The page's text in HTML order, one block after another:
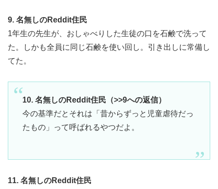
9. 名無しのReddit住民
1年生の先生が、おしゃべりした生徒の口を石鹸で洗って
た。しかも全員に同じ石鹸を使い回し。引き出しに常備し
てた。
10. 名無しのReddit住民（>>9への返信）
今の基準だとそれは「昔からずっと児童虐待だっ
たもの」って呼ばれるやつだよ。
11. 名無しのReddit住民